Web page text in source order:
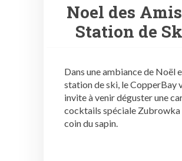
Noel des
Station de
Dans une ambiance de Noël
station de ski, le CopperBay
invite à venir déguster une
cocktails spéciale Zubrowka
coin du sapin.